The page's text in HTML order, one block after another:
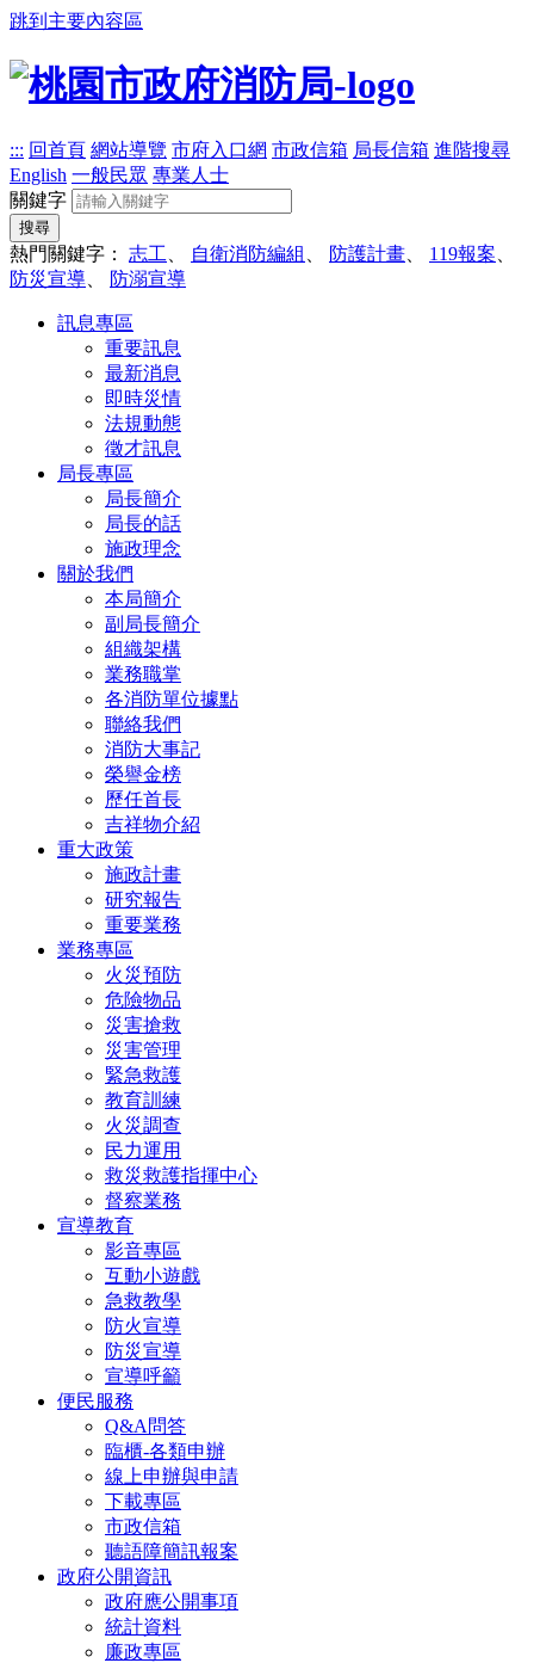
跳到主要內容區
::: 回首頁 網站導覽 市府入口網 市政信箱 局長信箱 進階搜尋
English 一般民眾 專業人士
關鍵字
搜尋
熱門關鍵字： 志工 自衛消防編組 防護計畫 119報案
防災宣導
防溺宣導
訊息專區
重要訊息
最新消息
即時災情
法規動態
徵才訊息
局長專區
局長簡介
局長的話
施政理念
關於我們
本局簡介
副局長簡介
組織架構
業務職掌
各消防單位據點
聯絡我們
消防大事記
榮譽金榜
歷任首長
吉祥物介紹
重大政策
施政計畫
研究報告
重要業務
業務專區
火災預防
危險物品
災害搶救
災害管理
緊急救護
教育訓練
火災調查
民力運用
救災救護指揮中心
督察業務
宣導教育
影音專區
互動小遊戲
急救教學
防火宣導
防災宣導
宣導呼籲
便民服務
Q&A問答
臨櫃-各類申辦
線上申辦與申請
下載專區
市政信箱
聽語障簡訊報案
政府公開資訊
政府應公開事項
統計資料
廉政專區